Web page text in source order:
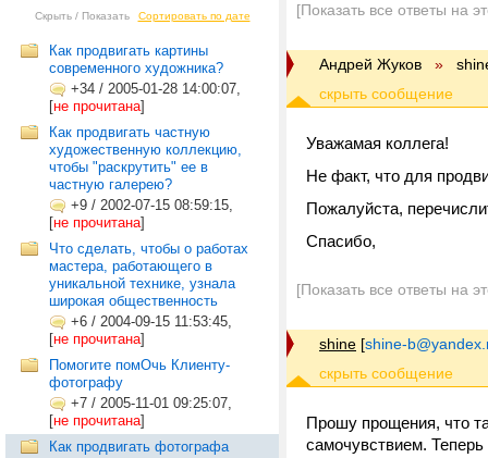
Скрыть / Показать Сортировать по дате
Как продвигать картины
современного художника?
+34 / 2005-01-28 14:00:07,
[не прочитана]
Как продвигать частную
художественную коллекцию,
чтобы "раскрутить" ее в
частную галерею?
+9 / 2002-07-15 08:59:15,
[не прочитана]
Что сделать, чтобы о работах
мастера, работающего в
уникальной технике, узнала
широкая общественность
+6 / 2004-09-15 11:53:45,
[не прочитана]
Помогите помОчь Клиенту-
фотографу
+7 / 2005-11-01 09:25:07,
[не прочитана]
Как продвигать фотографа
[Показать все ответы на
Андрей Жуков »
Уважамая коллега!
Не факт, что для
Пожалуйста,
Спасибо,
[Показать все ответы на
shine [shine-
Прошу прощения, что
самочувствием.